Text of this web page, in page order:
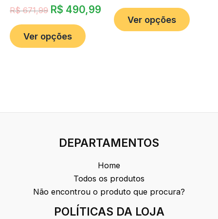
R$671,99 R$ 490,99
Ver opções
Ver opções
DEPARTAMENTOS
Home
Todos os produtos
Não encontrou o produto que procura?
POLÍTICAS DA LOJA